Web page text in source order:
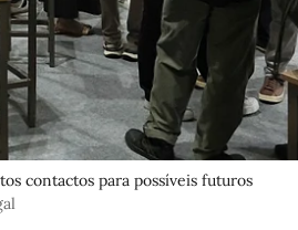
contactos para possíveis futuros